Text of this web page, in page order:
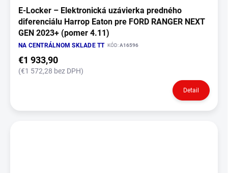
E‑Locker – Elektronická uzávierka predného
diferenciálu Harrop Eaton pre FORD RANGER NEXT
GEN 2023+ (pomer 4.11)
NA CENTRÁLNOM SKLADE TT KÓD:A16596
€1 933,90
(€1 572,28 bez DPH)
Detail